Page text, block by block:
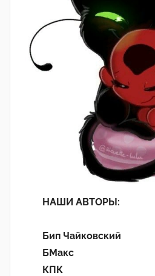
НАШИ АВТОРЫ:
Бип Чайковский
БМакс
КПК